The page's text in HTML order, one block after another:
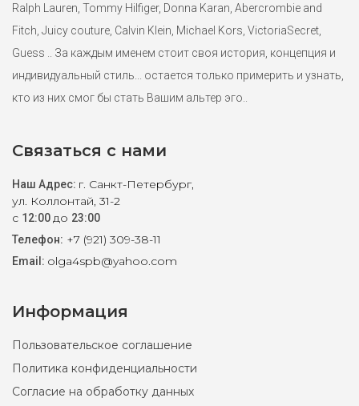
Ralph Lauren, Tommy Hilfiger, Donna Karan, Abercrombie and
Fitch, Juicy couture, Calvin Klein, Michael Kors, VictoriaSecret,
Guess .. За каждым именем стоит своя история, концепция и
индивидуальный стиль... остается только примерить и узнать,
кто из них смог бы стать Вашим альтер эго..
Связаться с нами
Наш Адрес: г. Санкт-Петербург,
ул. Коллонтай, 31-2
с 12:00 до 23:00
Телефон: +7 (921) 309-38-11
Email: olga4spb@yahoo.com
Информация
Пользовательское соглашение
Политика конфиденциальности
Согласие на обработку данных